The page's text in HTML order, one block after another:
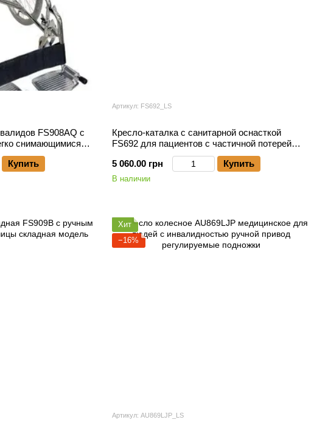
FS908AQ с
снимающимися
Купить
Артикул: FS692_LS
Кресло-каталка с санитарной оснасткой
FS692 для пациентов с частичной потерей
5 060.00 грн
Купить
В наличии
Хит
−16%
Артикул: AU869LJP_LS